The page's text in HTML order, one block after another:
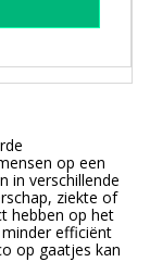
op een
in verschillende
ziekte of
hebben op het
efficiënt
op gaatjes kan